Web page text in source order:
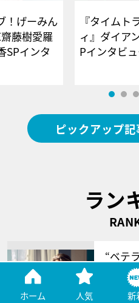
！げーみん
藤樹愛羅
SPインタ
『タイムト
ィ』ダイア
Pイン
ピックアップ
ラン
“ベテ
覚悟
否！“
ホーム 人気 新